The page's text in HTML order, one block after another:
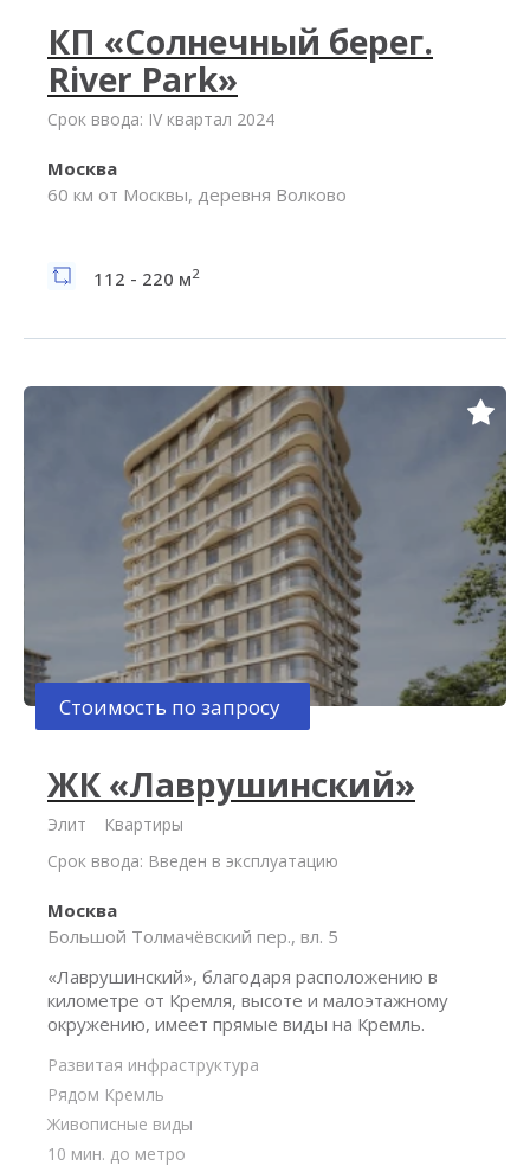
КП «Солнечный берег.
River Park»
Срок ввода: IV квартал 2024
Москва
60 км от Москвы, деревня Волково
112 - 220 м2
Стоимость по запросу
ЖК «Лаврушинский»
Элит
Квартиры
Срок ввода: Введен в эксплуатацию
Москва
Большой Толмачёвский пер., вл. 5
«Лаврушинский», благодаря расположению в
километре от Кремля, высоте и малоэтажному
окружению, имеет прямые виды на Кремль.
Развитая инфраструктура
Рядом Кремль
Живописные виды
10 мин. до метро